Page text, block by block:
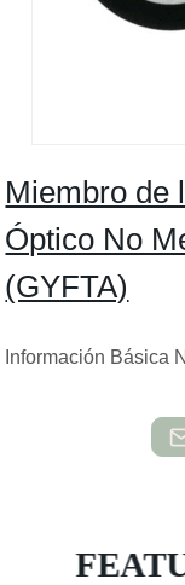
Miembro de
Óptico No
(GYFTA)
Información Básica N